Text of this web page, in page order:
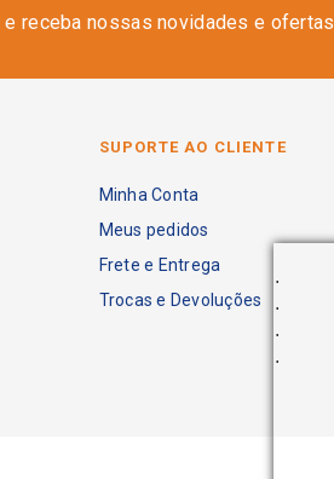
.
.
.
.
receba nossas novidades e ofertas
SUPORTE AO CLIENTE
Minha Conta
Meus pedidos
Frete e Entrega
Trocas e Devoluções